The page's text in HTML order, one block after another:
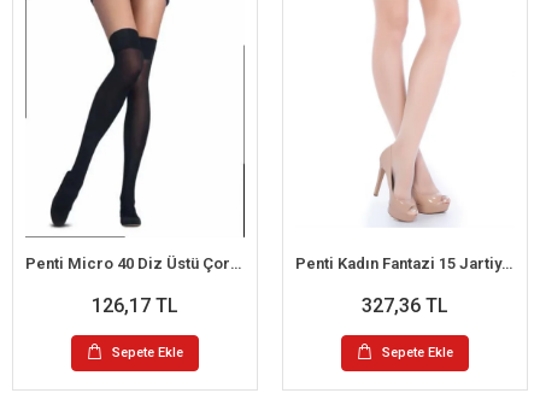
Penti Micro 40 Diz Üstü Çorap
126,17 TL
Sepete Ekle
Penti Kadın Fantazi 15 Jartiyer Çorap
327,36 TL
Sepete Ekle